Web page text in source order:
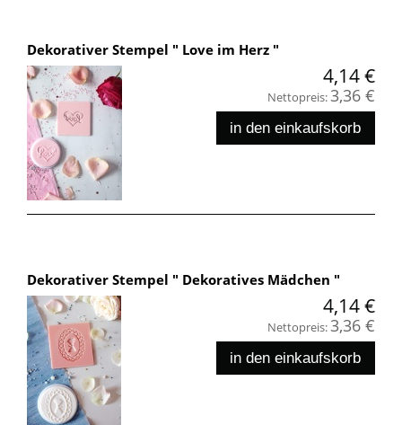
Dekorativer Stempel " Love im Herz "
4,14 €
Nettopreis:3,36 €
in den einkaufskorb
Dekorativer Stempel " Dekoratives Mädchen "
4,14 €
Nettopreis:3,36 €
in den einkaufskorb